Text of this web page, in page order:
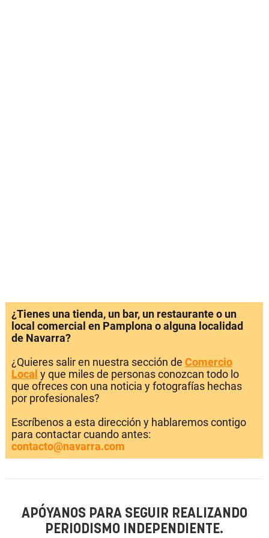
¿Tienes una tienda, un bar, un restaurante o un
local comercial en Pamplona o alguna localidad
de Navarra?
¿Quieres salir en nuestra sección de Comercio
Local y que miles de personas conozcan todo lo
que ofreces con una noticia y fotografías hechas
por profesionales?
Escríbenos a esta dirección y hablaremos contigo
para contactar cuando antes:
contacto@navarra.com
APÓYANOS PARA SEGUIR REALIZANDO
PERIODISMO INDEPENDIENTE.